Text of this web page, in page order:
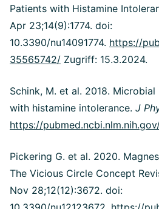
Patients with Histamine
Apr 23;14(9):1774. doi:
10.3390/nu14091774. https://
35565742/ Zugriff: 15.3.2024.
Schink, M. et al. 2018.
with histamine intolerance. J
https://
Pickering G. et al. 2020.
The Vicious Circle Concept
Nov 28;12(12):3672. doi: